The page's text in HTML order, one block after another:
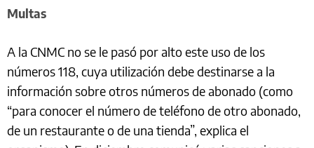
Multas
A la CNMC no se le pasó por alto este uso de los
números 118, cuya utilización debe destinarse a la
información sobre otros números de abonado (como
“para conocer el número de teléfono de otro abonado,
de un restaurante o de una tienda”, explica el